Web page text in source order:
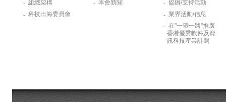
- 組織架構
- 科技出海委員會
- 本會新聞
- 協辦/支持活動
- 業界活動/信息
- 在"一帶一路"推廣
香港優秀軟件及資
訊科技產業計劃